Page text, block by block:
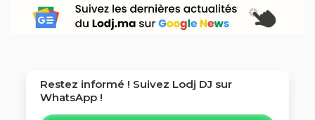
Restez informé ! Suivez Lodj DJ sur
WhatsApp !